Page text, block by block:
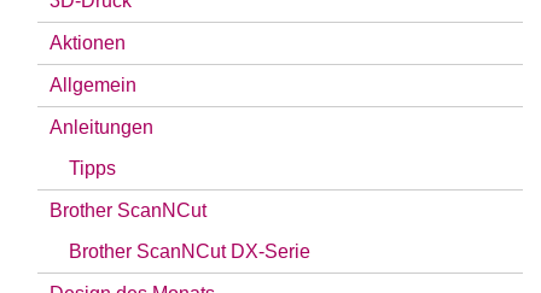
Aktionen
Allgemein
Anleitungen
Tipps
Brother ScanNCut
Brother ScanNCut DX-Serie